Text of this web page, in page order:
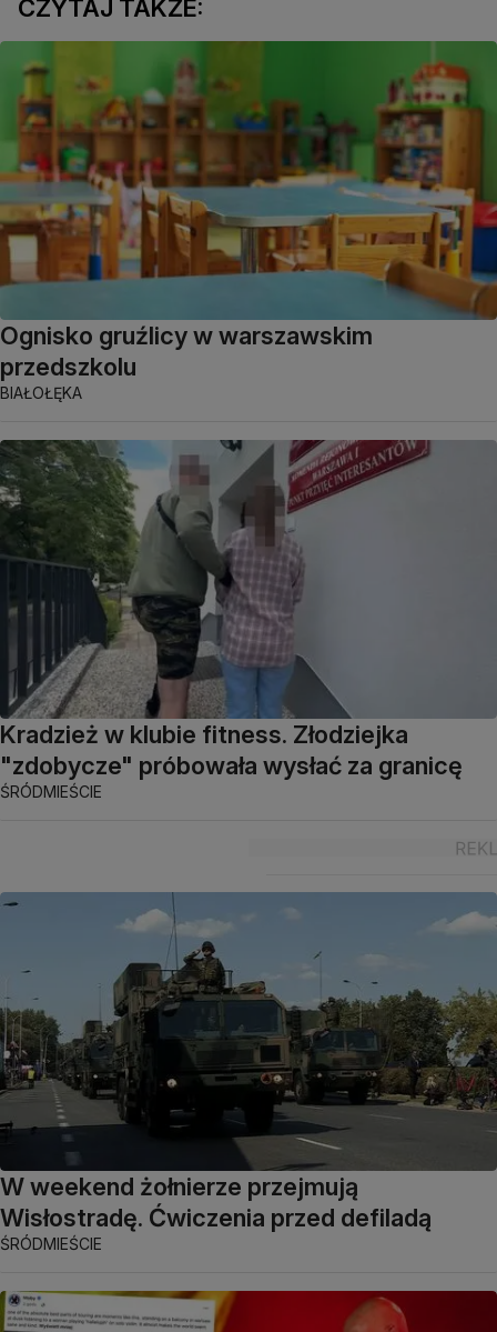
CZYTAJ TAKŻE:
Ognisko gruźlicy w warszawskim
przedszkolu
BIAŁOŁĘKA
Kradzież w klubie fitness. Złodziejka
"zdobycze" próbowała wysłać za granicę
ŚRÓDMIEŚCIE
W weekend żołnierze przejmują
Wisłostradę. Ćwiczenia przed defiladą
ŚRÓDMIEŚCIE